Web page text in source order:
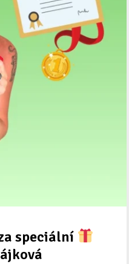
speciální